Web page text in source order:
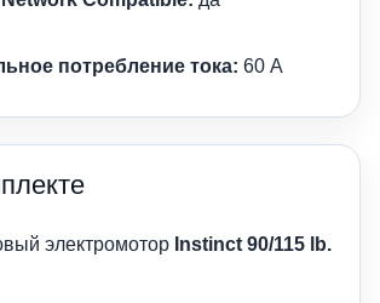
потребление тока: 60 А
электромотор Instinct 90/115 lb.